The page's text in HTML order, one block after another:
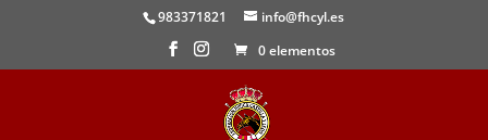
983371821
info@fhcyl.es
0 elementos